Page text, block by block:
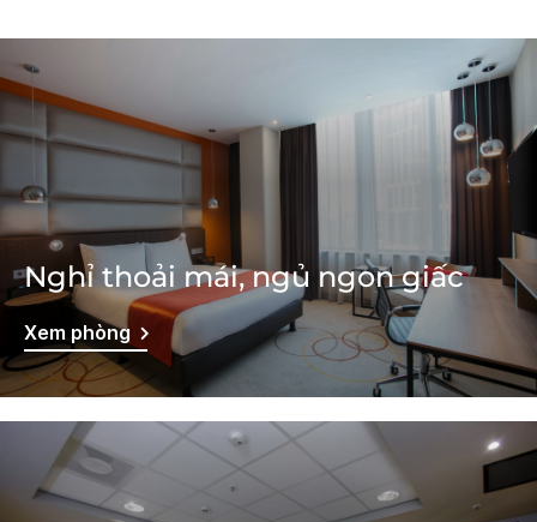
Nghỉ thoải mái, ngủ ngon giấc
Xem phòng